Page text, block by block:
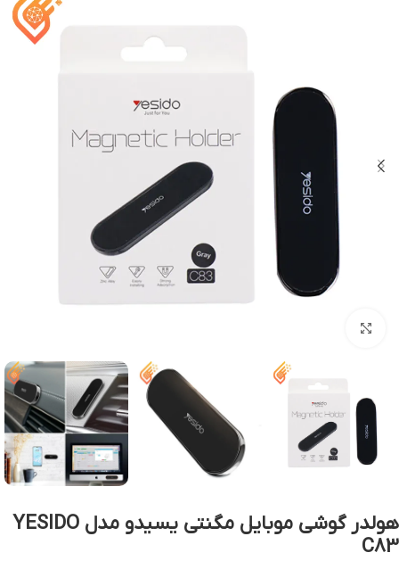
هولدر گوشی موبایل مگنتی یسیدو مدل YESIDO
C83